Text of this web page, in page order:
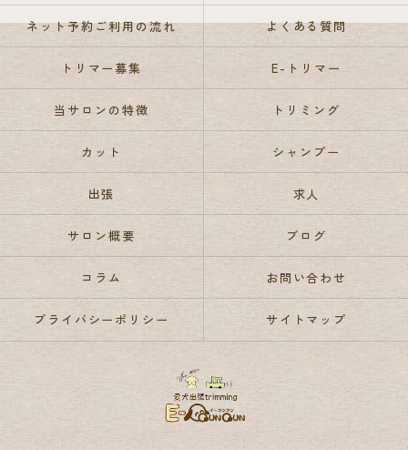
ネット予約ご利用の流れ よくある質問
トリマー募集 E-トリマー
当サロンの特徴 トリミング
カット シャンプー
出張 求人
サロン概要 ブログ
コラム お問い合わせ
プライバシーポリシー サイトマップ